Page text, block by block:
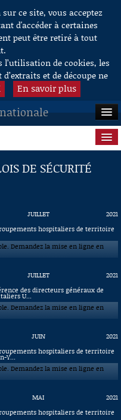
ce site, vous acceptez
d'accéder à certaines
peut être retiré à tout
l’utilisation de cookies, les
et de découpe ne
En savoir plus
Histoire
DE SÉCURITÉ
JUILLET
2021
hospitaliers de territoire
Demandez la mise en ligne en
JUILLET
2021
des directeurs généraux de
U...
Demandez la mise en ligne en
JUIN
2021
hospitaliers de territoire
Y...
Demandez la mise en ligne en
MAI
2021
hospitaliers de territoire